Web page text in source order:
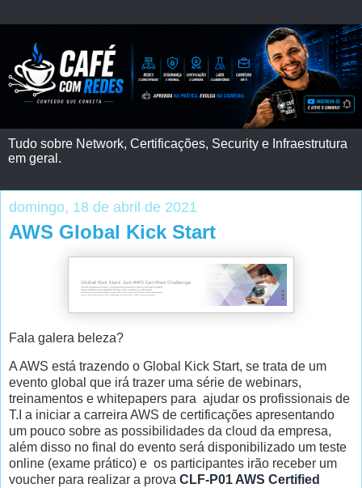
Tudo sobre Network, Certificações, Security e Infraestrutura
em geral.
domingo, 18 de abril de 2021
AWS Global Kick Start
Fala galera beleza?
A AWS está trazendo o Global Kick Start, se trata de um
evento global que irá trazer uma série de webinars,
treinamentos e whitepapers para ajudar os profissionais de
T.I a iniciar a carreira AWS de certificações apresentando
um pouco sobre as possibilidades da cloud da empresa,
além disso no final do evento será disponibilizado um teste
online (exame prático) e os participantes irão receber um
voucher para realizar a prova CLF-P01 AWS Certified